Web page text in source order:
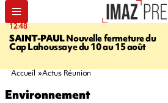
12:48
SAINT-PAULNouvelle fermeture du
Cap Lahoussaye du 10 au 15 août
Accueil Actus Réunion
Environnement